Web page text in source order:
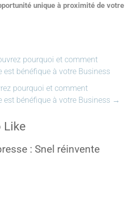
unique à proximité de votre
pourquoi et comment
est bénéfique à votre Business
pourquoi et comment
est bénéfique à votre Business →
Like
: Snel réinvente